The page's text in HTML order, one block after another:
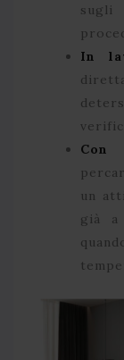
sugli
In
un
già a